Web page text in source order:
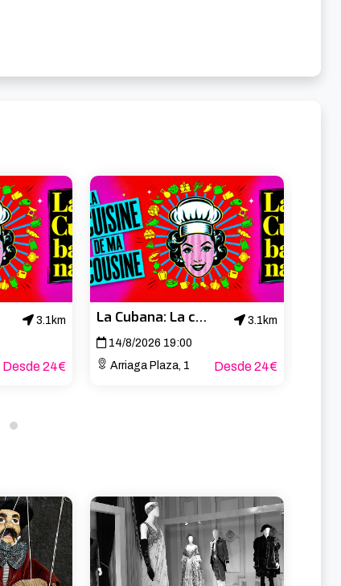
3.1km
Desde 24€
La Cubana: La cuisine de ma cousine
3.1km
14/8/2026 19:00
Arriaga Plaza, 1
Desde 24€